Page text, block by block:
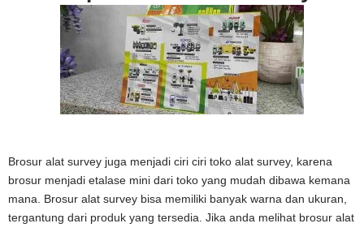
Brosur alat survey juga menjadi ciri ciri toko alat survey, karena
brosur menjadi etalase mini dari toko yang mudah dibawa kemana
mana. Brosur alat survey bisa memiliki banyak warna dan ukuran,
tergantung dari produk yang tersedia. Jika anda melihat brosur alat